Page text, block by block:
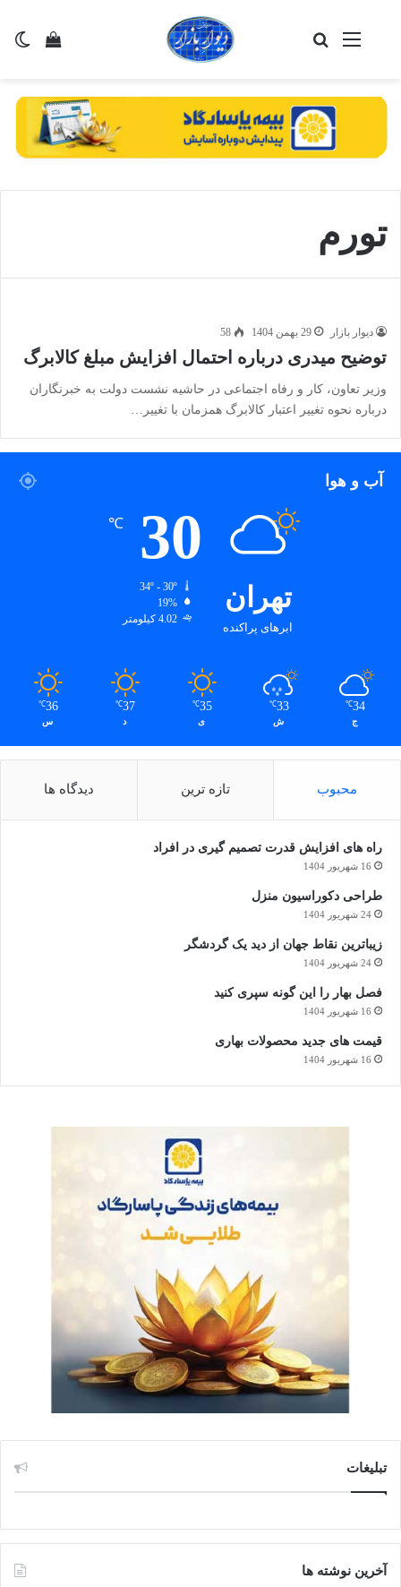
منو
تورم
دیوار بازار 29 بهمن 1404 58
توضیح میدری درباره احتمال افزایش مبلغ کالابرگ
وزیر تعاون، کار و رفاه اجتماعی در حاشیه نشست دولت به خبرنگاران
درباره نحوه تغییر اعتبار کالابرگ همزمان با تغییر…
آب و هوا
تهران
ابرهای پراکنده
30
℃
19%
4.02 کیلومتر
34
℃
ج
33
℃
ش
35
℃
ی
37
℃
د
36
℃
س
محبوب تازه ترین دیدگاه ها
راه های افزایش قدرت تصمیم گیری در افراد
16 شهریور 1404
طراحی دکوراسیون منزل
24 شهریور 1404
زیباترین نقاط جهان از دید یک گردشگر
24 شهریور 1404
فصل بهار را این گونه سپری کنید
16 شهریور 1404
قیمت های جدید محصولات بهاری
16 شهریور 1404
تبلیغات
آخرین نوشته ها